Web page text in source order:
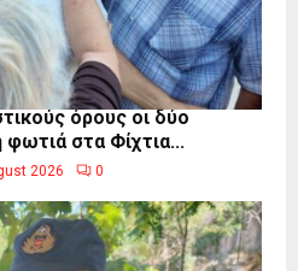
όρους οι δύο
φωτιά στα Φίχτια...
2026 0